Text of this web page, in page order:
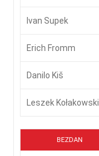
Ivan Supek
Erich Fromm
Danilo Kiš
Leszek Kołakowski
BEZDAN